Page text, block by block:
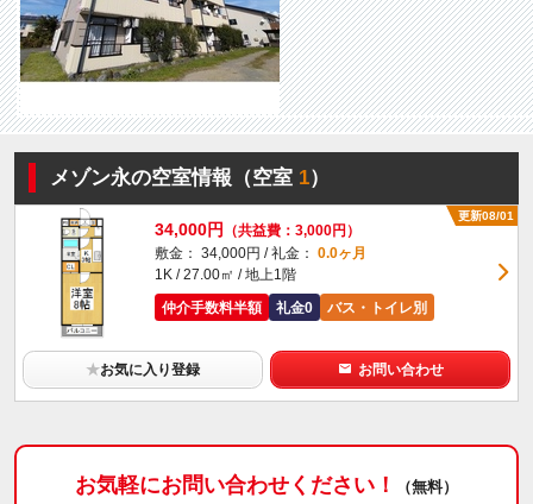
メゾン永の空室情報（空室1）
更新08/01
34,000円
（共益費：3,000円）
敷金： 34,000円 / 礼金： 0.0ヶ月
1K / 27.00㎡ / 地上1階
仲介手数料半額
礼金0 バス・トイレ別
★お気に入り登録 お問い合わせ
お気軽にお問い合わせください！ （無料）